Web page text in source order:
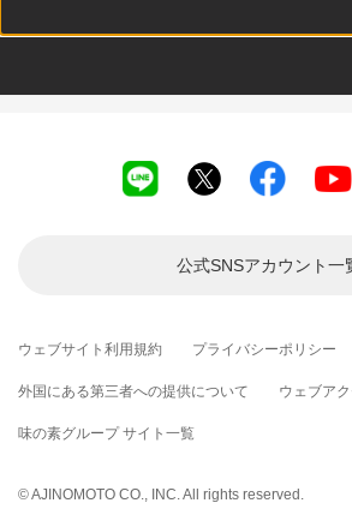
ウェブサイト利用規約 プライバシーポリシー
外国にある第三者への提供について ウェブア
味の素グループ サイト一覧
© AJINOMOTO CO., INC. All rights reserved.
公式SNSアカウント一